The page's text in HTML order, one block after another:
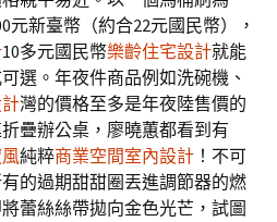
元新臺幣（約合22元國民幣），
10多元國民幣樂齡住宅設計就能
選。年夜件商品例如洗碗機、
灣的價格至多是年夜陸售價的
疊辦公桌，廖曉蕙都看到有
純粹商業空間室內設計 ！不可
的過期甜甜圈丟進調節器的燃
蕾絲絲帶拋向金色光芒，試圖